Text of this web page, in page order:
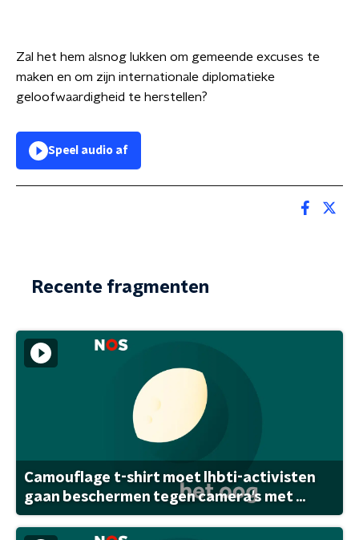
Zal het hem alsnog lukken om gemeende excuses te
maken en om zijn internationale diplomatieke
geloofwaardigheid te herstellen?
Speel audio af
Recente fragmenten
Camouflage t-shirt moet lhbti-activisten
gaan beschermen tegen camera's met ...